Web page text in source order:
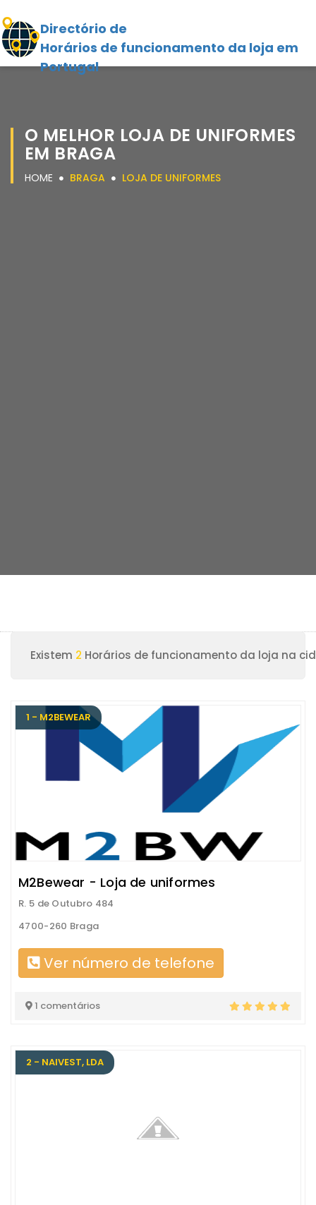
Directório de
Horários de funcionamento da loja em
Portugal
O MELHOR LOJA DE UNIFORMES
EM BRAGA
HOME BRAGA LOJA DE UNIFORMES
Existem 2 Horários de funcionamento da loja na
1 - M2BEWEAR
M2Bewear - Loja de uniformes
R. 5 de Outubro 484
4700-260 Braga
Ver número de telefone
1 comentários
2 - NAIVEST, LDA